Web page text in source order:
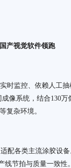
产视觉软件领跑
时监控、依赖人工
像系统，结合130
复杂环境。
配各类主流涂胶设
线节拍与质量一致